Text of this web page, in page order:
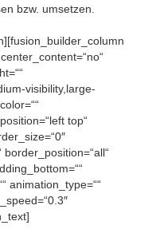
bzw. umsetzen.
visibility,large-
top“
border_position=“all“
animation_type=““